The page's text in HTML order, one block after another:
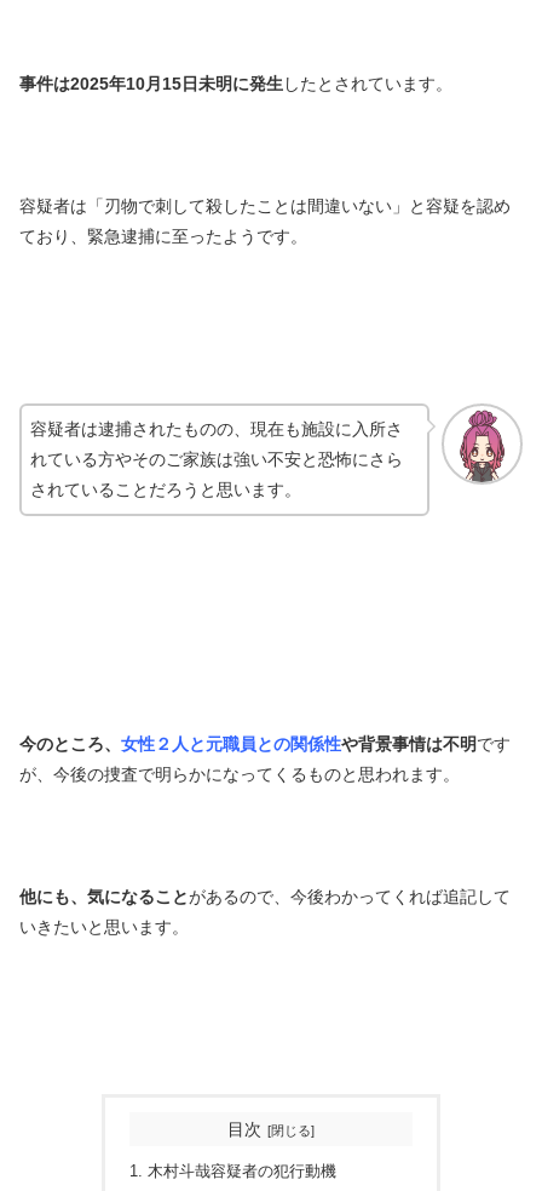
事件は2025年10月15日未明に発生したとされています。
容疑者は「刃物で刺して殺したことは間違いない」と容疑を認め
ており、緊急逮捕に至ったようです。
容疑者は逮捕されたものの、現在も施設に入所さ
れている方やそのご家族は強い不安と恐怖にさら
されていることだろうと思います。
今のところ、 女性２人と元職員との関係性や背景事情は不明です
が、今後の捜査で明らかになってくるものと思われます。
他にも、気になることがあるので、今後わかってくれば追記して
いきたいと思います。
目次
木村斗哉容疑者の犯行動機